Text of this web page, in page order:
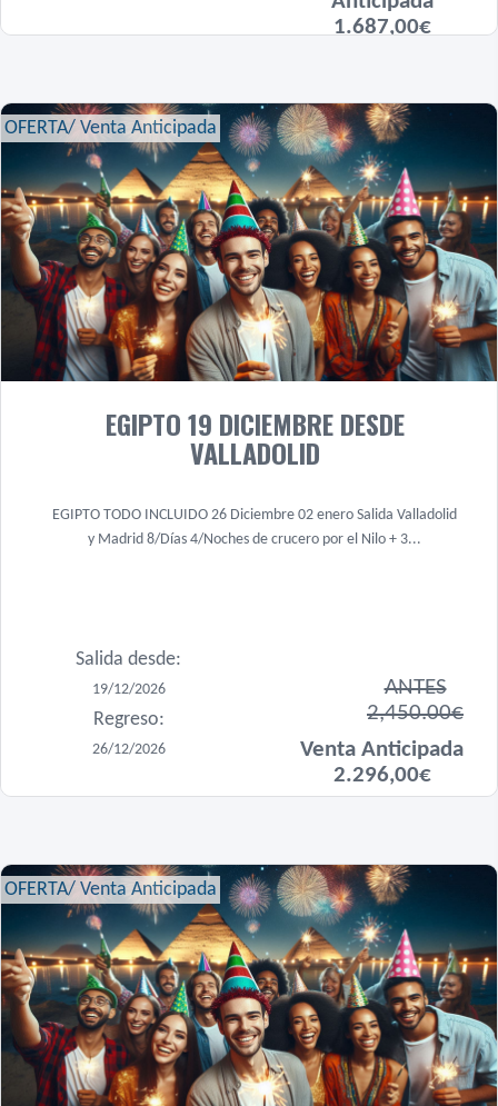
1.687,00€
OFERTA/ Venta Anticipada
EGIPTO 19 DICIEMBRE DESDE
VALLADOLID
EGIPTO TODO INCLUIDO 26 Diciembre 02 enero Salida Valladolid
y Madrid 8/Días 4/Noches de crucero por el Nilo + 3...
Salida desde:
19/12/2026
Regreso:
26/12/2026
ANTES
2,450.00€
Venta Anticipada
2.296,00€
OFERTA/ Venta Anticipada